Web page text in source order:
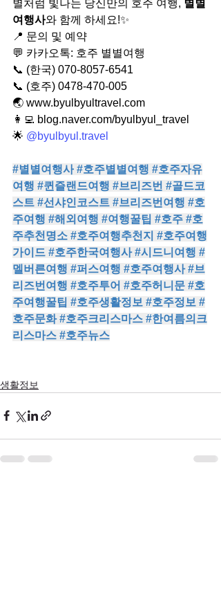
별처럼 빛나는 당신만의 호주 여행, 별별
여행사와 함께 하세요!✨
📍 문의 및 예약
💬 카카오톡: 호주 별별여행
📞 (한국) 070-8057-6541
📞 (호주) 0478-470-005
🌏 www.byulbyultravel.com
👩‍💻 blog.naver.com/byulbyul_travel
🌟 @byulbyul.travel
#별별여행사 #호주별별여행 #호주자유
여행 #퀸즐랜드여행 #브리즈번 #골드코
스트 #선샤인코스트 #브리즈번여행 #호
주여행 #해외여행 #여행꿀팁 #호주 #호
주추천명소 #호주여행추천지 #호주여행
가이드 #호주한국여행사 #시드니여행 #
멜버른여행 #퍼스여행 #호주여행사 #브
리즈번여행 #호주투어 #호주허니문 #호
주여행꿀팁 #호주생활정보 #호주정보 #
호주문화 #호주크리스마스 #한여름의크
리스마스 #호주뉴스
생활정보